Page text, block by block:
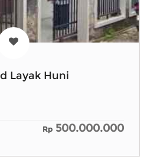
Layak Huni
Rp 500.000.000